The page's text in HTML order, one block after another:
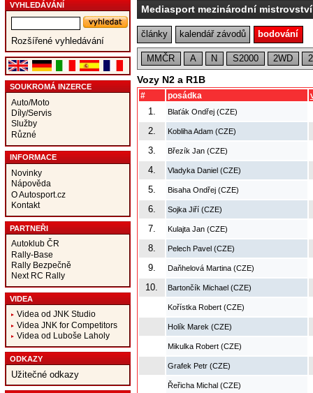
VYHLEDÁVÁNÍ
Rozšířené vyhledávání
SOUKROMÁ INZERCE
Auto/Moto
Díly/Servis
Služby
Různé
INFORMACE
Novinky
Nápověda
O Autosport.cz
Kontakt
PARTNEŘI
Autoklub ČR
Rally-Base
Rally Bezpečně
Next RC Rally
VIDEA
Videa od JNK Studio
Videa JNK for Competitors
Videa od Luboše Laholy
ODKAZY
Užitečné odkazy
Mediasport mezinárodní mistrovství
články kalendář závodů bodování
MMČR A N S2000 2WD 2
Vozy N2 a R1B
# posádka
1. Blaťák Ondřej (CZE)
2. Kobliha Adam (CZE)
3. Březík Jan (CZE)
4. Vladyka Daniel (CZE)
5. Bisaha Ondřej (CZE)
6. Sojka Jiří (CZE)
7. Kulajta Jan (CZE)
8. Pelech Pavel (CZE)
9. Daňhelová Martina (CZE)
10. Bartončík Michael (CZE)
Kořístka Robert (CZE)
Holík Marek (CZE)
Mikulka Robert (CZE)
Grafek Petr (CZE)
Řeřicha Michal (CZE)